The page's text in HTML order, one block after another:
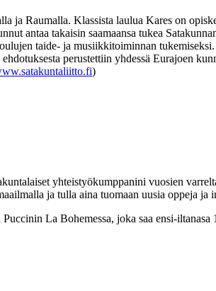
ja Raumalla. Klassista laulua Kares on
antaa takaisin saamaansa tukea
taide- ja musiikkitoiminnan
perustettiin yhdessä Eurajoen
)
yhteistyökumppanini vuosien
ja tulla aina tuomaan uusia oppeja
La Bohemessa, joka saa ensi-iltanasa